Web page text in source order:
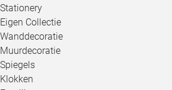
Stationery
Eigen Collectie
Wanddecoratie
Muurdecoratie
Spiegels
Klokken